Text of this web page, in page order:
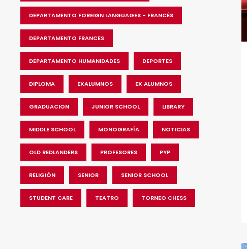
DEPARTAMENTO FOREIGN LANGUAGES - FRANCÉS
DEPARTAMENTO FRANCES
DEPARTAMENTO HUMANIDADES DEPORTES
DIPLOMA EXALUMNOS EX ALUMNOS
GRADUACION JUNIOR SCHOOL LIBRARY
MIDDLE SCHOOL MONOGRAFÍA NOTICIAS
OLD REDLANDERS PROFESORES PYP
RELIGIÓN SENIOR SENIOR SCHOOL
STUDENT CARE TEATRO TORNEO CHESS